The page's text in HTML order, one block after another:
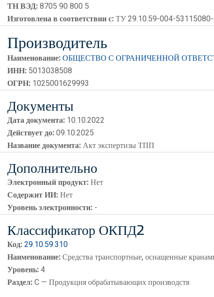
ТН ВЭД:8705 90 800 5
Изготовлена в соответствии с:ТУ 29.10.59-004-
Производитель
Наименование:ОБЩЕСТВО С ОГРАНИЧЕННОЙ
ИНН: 5013038508
ОГРН: 1025001629993
Документы
Дата документа: 10.10.2022
Действует до:09.10.2025
Название документа:Акт экспертизы ТПП
Дополнительно
Электронный продукт:Нет
Содержит ИИ:Нет
Уровень электронности: -
Классификатор ОКПД2
Код:29.10.59.310
Наименование:Средства транспортные, оснащенные
Уровень:4
Раздел:C — Продукция обрабатывающих производств